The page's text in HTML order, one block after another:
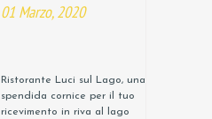
01 Marzo, 2020
Ristorante Luci sul Lago, una
spendida cornice per il tuo
ricevimento in riva al lago